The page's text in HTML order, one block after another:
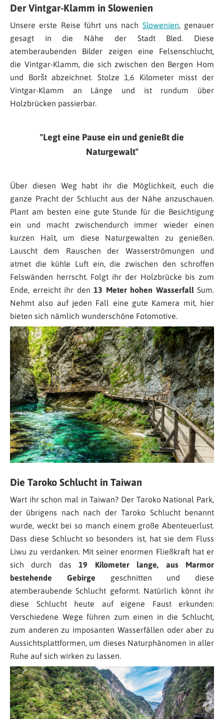
Der Vintgar-Klamm in Slowenien
Unsere erste Reise führt uns nach Slowenien, genauer
gesagt in die Nähe der Stadt Bled. Diese
atemberaubenden Bilder zeigen eine Felsenschlucht,
die Vintgar-Klamm, die sich zwischen den Bergen Hom
und Boršt abzeichnet. Stolze 1,6 Kilometer misst der
Vintgar-Klamm an Länge und ist rundum über
Holzbrücken passierbar.
Legt eine Pause ein und genießt die
Naturgewalt
Über diesen Weg habt ihr die Möglichkeit, euch die
ganze Pracht der Schlucht aus der Nähe anzuschauen.
Plant am besten eine gute Stunde für die Besichtigung
ein und macht zwischendurch immer wieder einen
kurzen Halt, um diese Naturgewalten zu genießen.
Lauscht dem Rauschen der Wasserströmungen und
atmet die kühle Luft ein, die zwischen den schroffen
Felswänden herrscht. Folgt ihr der Holzbrücke bis zum
Ende, erreicht ihr den 13 Meter hohen WasserfallSum.
Nehmt also auf jeden Fall eine gute Kamera mit, hier
bieten sich nämlich wunderschöne Fotomotive.
Die Taroko Schlucht in Taiwan
Wart ihr schon mal in Taiwan? Der Taroko National Park,
der übrigens nach nach der Taroko Schlucht benannt
wurde, weckt bei so manch einem große Abenteuerlust.
Dass diese Schlucht so besonders ist, hat sie dem Fluss
Liwu zu verdanken. Mit seiner enormen Fließkraft hat er
sich durch das19 Kilometer lange, aus Marmor
bestehende Gebirge geschnitten und diese
atemberaubende Schlucht geformt. Natürlich könnt ihr
diese Schlucht heute auf eigene Faust erkunden:
Verschiedene Wege führen zum einen in die Schlucht,
zum anderen zu imposanten Wasserfällen oder aber zu
Aussichtsplattformen, um dieses Naturphänomen in aller
Ruhe auf sich wirken zu lassen.